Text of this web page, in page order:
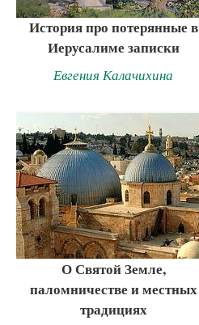
История про потерянные в
Иерусалиме записки
Евгения Калачихина
О Святой Земле,
паломничестве и местных
традициях